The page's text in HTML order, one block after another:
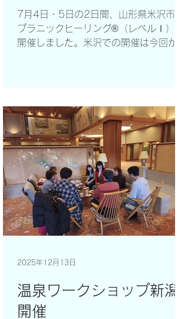
7月4日・5日の2日間、山形県米沢市で
プラニックヒーリング®（レベルⅠ）を
開催しました。米沢での開催は今回が初
生命エネルギー（プラーナ）を活用し、
心身を整えるヒーリング法です。 ２日
間のクラスでオーラやチャクラなどのエ
ネルギー解剖学を学ぶだけでなく、実際
にエネルギーを感じ、ヒーリングを行う
実習を繰り返します。 初めて参加され
た皆さんは、 「ヒーリングというと特
別な人が出来るもの、努力がすごく必要
で難しいものと思っていました…（つづ
ンニングや、エネルギーを浄化・活性化
するヒーリングを何度も練習します。
「（つづき）…実際参加させてもらう
温泉ワークショップ新潟
開催
2025年12月13日